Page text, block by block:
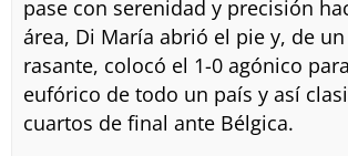
pase con serenidad y precisión
área, Di María abrió el pie y, de
rasante, colocó el 1-0 agónico
eufórico de todo un país y así
cuartos de final ante Bélgica.